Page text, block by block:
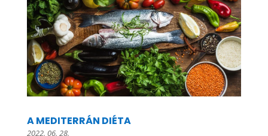
A MEDITERRÁN DIÉTA
2022. 06. 28.